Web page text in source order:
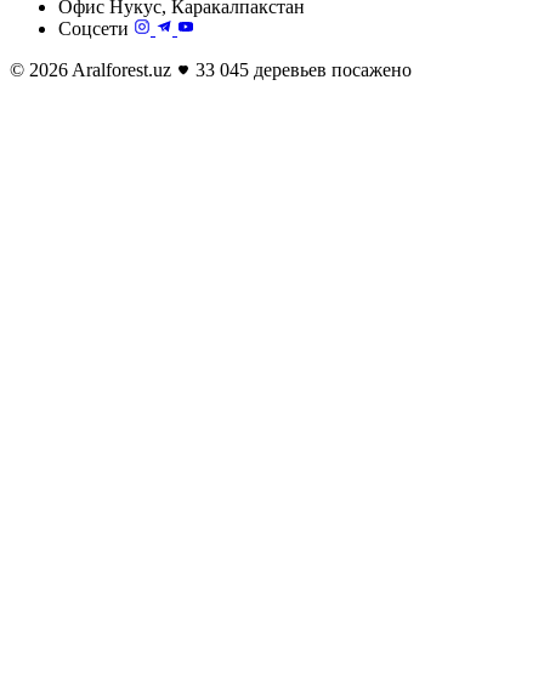
Офис Нукус, Каракалпакстан
Соцсети
© 2026 Aralforest.uz
33 045 деревьев посажено